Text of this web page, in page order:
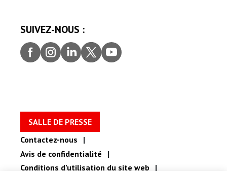
SUIVEZ-NOUS :
Face
book
Insta
gram
Linke
dIn
Twitt
er
yout
ube
SALLE DE PRESSE
Contactez-nous
Avis de confidentialité
Conditions d’utilisation du site web